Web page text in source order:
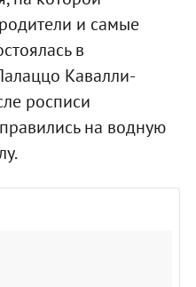
и самые
в
Кавалли-
росписи
на водную